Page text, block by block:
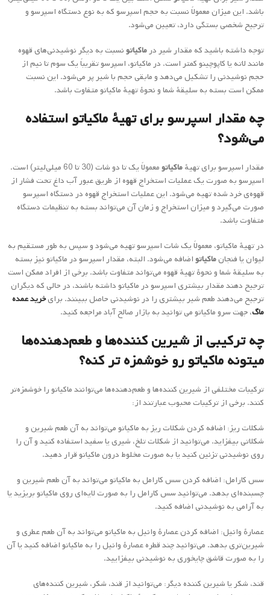
باشد. این میزان معمولاً نسبت به حجم اسپرسو که به نوع دستگاه اسپرسو و
ترجیح شخصی بستگی دارد، تعیین می‌شود.
توجه داشته باشید که مقدار شیر در ماکیاتونسبت به دیگر نوشیدنی‌های قهوه
مانند لاته یا کاپوچینو کمتر است. در ماکیاتو، اسپرسو تقریباً یک سوم تا نیم از
حجم نوشیدنی را تشکیل می‌دهد و مابقی حجم با شیر پر می‌شود. این نسبت
ممکن است بسته به سلیقهٔ شما و نحوهٔ تهیهٔ ماکیاتو متفاوت باشد.
چه مقدار اسپرسو برای تهیهٔ ماکیاتو استفاده
می‌شود؟
مقدار اسپرسو برای تهیهٔماکیاتو
معمولاً یک تا دو شات (30 تا 60 میلی‌لیتر) است.
اسپرسو به صورت یک عملیات استخراج قهوه از طریق عبور آب داغ تحت فشار از
قهوه‌ی خرد شده تهیه می‌شود. این عملیات استخراج قهوه در دستگاه اسپرسو
صورت می‌گیرد و میزان استخراج و زمان آن می‌تواند بسته به تنظیمات دستگاه
متفاوت باشد.
در تهیهٔ ماکیاتو، معمولاً یک شات اسپرسو تهیه می‌شود و سپس به طور مستقیم به
لیوان یا فنجانماکیاتواضافه می‌شود. البته، مقدار اسپرسو در ماکیاتو نیز بسته
به سلیقهٔ شما و نحوهٔ تهیهٔ قهوه می‌تواند متفاوت باشد. برخی از افراد ممکن است
ترجیح دهند مقدار بیشتری اسپرسو در ماکیاتو داشته باشند، در حالی که دیگران
ترجیح می‌دهند طعم شیر بیشتری را در نوشیدنی حاصل ببینند. برایخرید عمده
ماگ، جهت سرو ماکیاتو می توانید به بازار صالح آباد مراجعه کنید.
چه ترکیبی از شیرین کننده‌ها و طعم‌دهنده‌ها
میتونه ماکیاتو رو خوشمزه تر کنه؟
ترکیبات مختلفی از شیرین کننده‌ها و طعم‌دهنده‌ها می‌توانند ماکیاتو را خوشمزه‌تر
کنند. برخی از ترکیبات محبوب عبارتند از:
شکلات ریز: اضافه کردن شکلات ریز به ماکیاتو می‌تواند به آن طعم شیرین و
شکلاتی بیفزاید. می‌توانید از شکلات تلخ، شیری یا سفید استفاده کنید و آن را
روی نوشیدنی تزئین کنید یا به صورت مخلوط درون ماکیاتو قرار دهید.
سس کارامل: اضافه کردن سس کارامل به ماکیاتو می‌تواند به آن طعم شیرین و
چسبنده‌ای بدهد. می‌توانید سس کارامل را به صورت لایه‌ای روی ماکیاتو بریزید یا
به آرامی به نوشیدنی اضافه کنید.
عصارهٔ وانیل: اضافه کردن عصارهٔ وانیل به ماکیاتو می‌تواند به آن طعم عطری و
شیرین‌تری بدهد. می‌توانید چند قطره عصارهٔ وانیل را به ماکیاتو اضافه کنید یا آن
را به صورت قاشق چایخوری به نوشیدنی بیفزایید.
قند، شکر یا شیرین کننده دیگر: می‌توانید از قند، شکر، شیرین کننده‌های